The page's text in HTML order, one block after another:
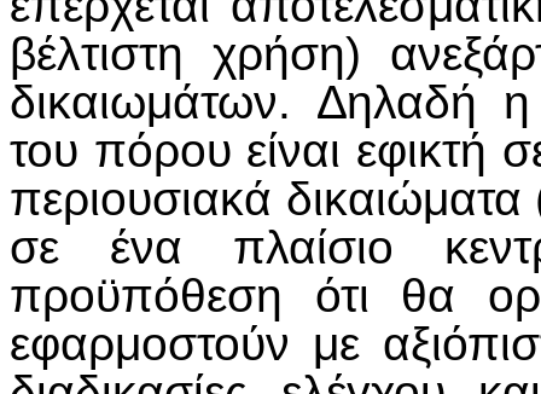
βέλτιστη χρήση)
δικαιωμάτων. ∆ηλαδή η
του πόρου είναι εφικτή
περιουσιακά δικαιώματα
σε ένα πλαίσιο
προϋπόθεση ότι θα
εφαρμοστούν με